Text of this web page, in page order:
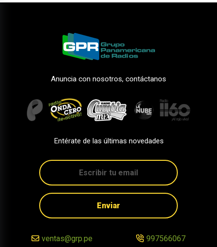
Anuncia con nosotros, contáctanos
Entérate de las últimas novedades
Enviar
ventas@grp.pe 997566067